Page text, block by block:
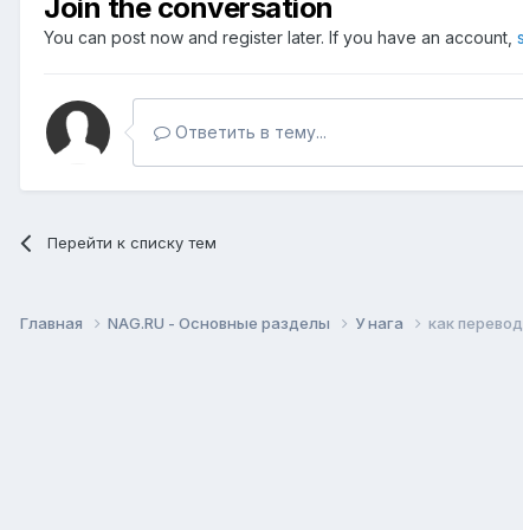
Join the conversation
You can post now and register later. If you have an account,
Ответить в тему...
Перейти к списку тем
Главная NAG.RU - Основные разделы У нага как